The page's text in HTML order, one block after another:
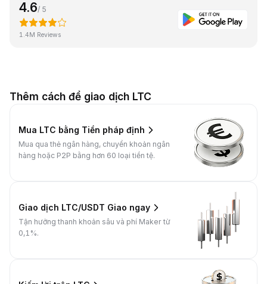
4.6/ 5
1.4M Reviews
Thêm cách để giao dịch LTC
Mua LTC bằng Tiền pháp định
Mua qua thẻ ngân hàng, chuyển khoản ngân
hàng hoặc P2P bằng hơn 60 loại tiền tệ.
Giao dịch LTC/USDT Giao ngay
Tận hưởng thanh khoản sâu và phí Maker từ
0,1%.